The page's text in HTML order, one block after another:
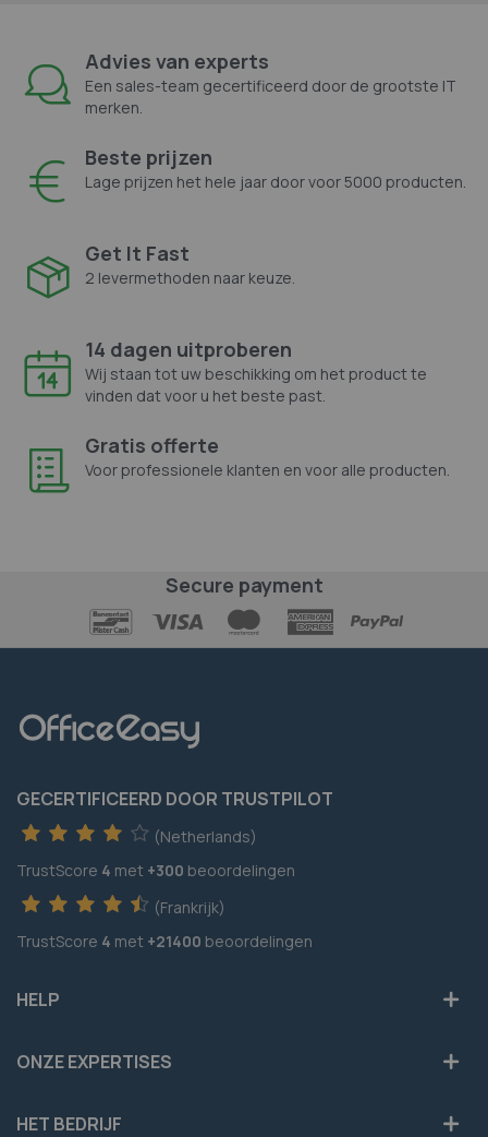
Advies van experts
Een sales-team gecertificeerd door de grootste IT
merken.
Beste prijzen
Lage prijzen het hele jaar door voor 5000 producten.
Get It Fast
2 levermethoden naar keuze.
14 dagen uitproberen
Wij staan tot uw beschikking om het product te
vinden dat voor u het beste past.
Gratis offerte
Voor professionele klanten en voor alle producten.
Secure payment
GECERTIFICEERD DOOR TRUSTPILOT
(Netherlands)
TrustScore 4 met +300 beoordelingen
(Frankrijk)
TrustScore 4 met +21400 beoordelingen
HELP
ONZE EXPERTISES
HET BEDRIJF